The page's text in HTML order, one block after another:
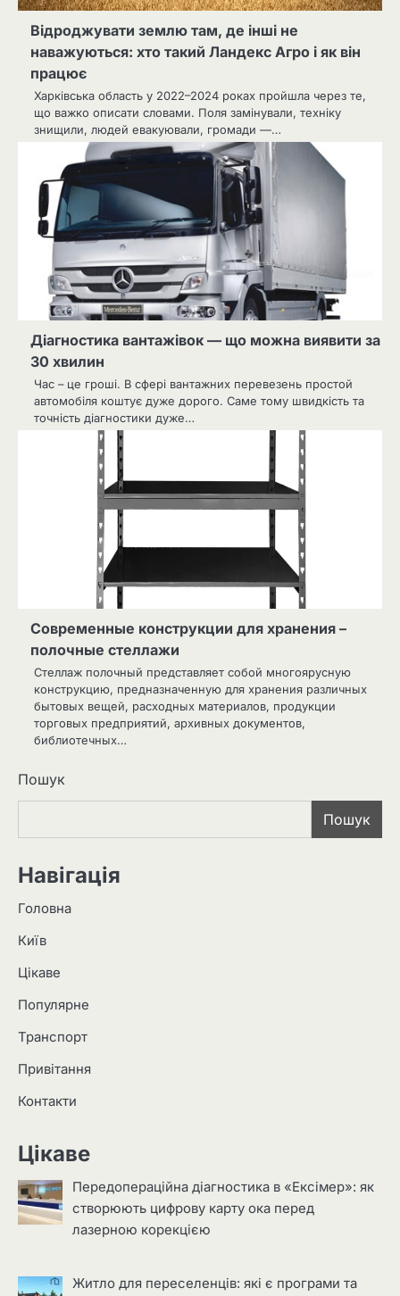
Відроджувати землю там, де інші не
наважуються: хто такий Ландекс Агро і як він
працює
Харківська область у 2022–2024 роках пройшла через те,
що важко описати словами. Поля замінували, техніку
знищили, людей евакуювали, громади —…
Діагностика вантажівок — що можна виявити за
30 хвилин
Час – це гроші. В сфері вантажних перевезень простой
автомобіля коштує дуже дорого. Саме тому швидкість та
точність діагностики дуже…
Современные конструкции для хранения –
полочные стеллажи
Стеллаж полочный представляет собой многоярусную
конструкцию, предназначенную для хранения различных
бытовых вещей, расходных материалов, продукции
торговых предприятий, архивных документов,
библиотечных…
Пошук
Пошук
Навігація
Головна
Київ
Цікаве
Популярне
Транспорт
Привітання
Контакти
Цікаве
Передопераційна діагностика в «Ексімер»: як
створюють цифрову карту ока перед
лазерною корекцією
Житло для переселенців: які є програми та